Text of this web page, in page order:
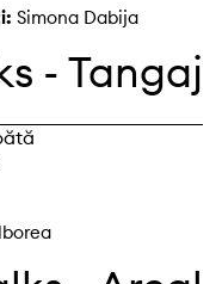
Simona Dabija